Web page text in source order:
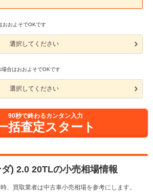
おおよそでOKです
選択してください
合はおおよそでOKです
選択してください
90秒で終わるカンタン入力
括査定スタート
) 2.0 20TLの小売相場情報
、買取業者は中古車小売相場を参考にします。